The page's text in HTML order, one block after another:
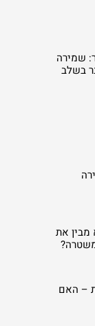
שמירה
בשלב
מבין את
– האם